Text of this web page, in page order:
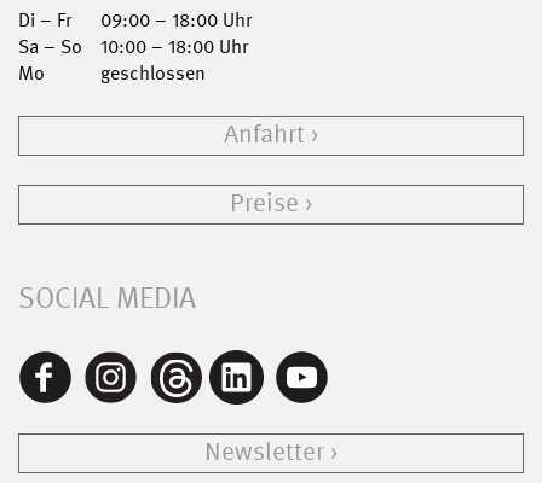
Di – Fr
09:00 – 18:00 Uhr
Sa – So
10:00 – 18:00 Uhr
Mo
geschlossen
Anfahrt
Preise
SOCIAL MEDIA
Newsletter